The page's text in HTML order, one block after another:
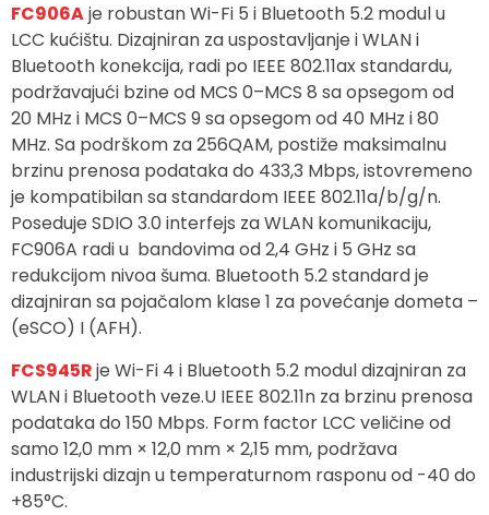
FC906Aje robustan Wi-Fi 5 i Bluetooth 5.2 modul u
LCC kućištu. Dizajniran za uspostavljanje i WLAN i
Bluetooth konekcija, radi po IEEE 802.11ax standardu,
podržavajući bzine od MCS 0–MCS 8 sa opsegom od
20 MHz i MCS 0–MCS 9 sa opsegom od 40 MHz i 80
MHz. Sa podrškom za 256QAM, postiže maksimalnu
brzinu prenosa podataka do 433,3 Mbps, istovremeno
je kompatibilan sa standardom IEEE 802.11a/b/g/n.
Poseduje SDIO 3.0 interfejs za WLAN komunikaciju,
FC906A radi u bandovima od 2,4 GHz i 5 GHz sa
redukcijom nivoa šuma. Bluetooth 5.2 standard je
dizajniran sa pojačalom klase 1 za povećanje dometa –
(eSCO) I (AFH).
FCS945Rje Wi-Fi 4 i Bluetooth 5.2 modul dizajniran za
WLAN i Bluetooth veze.U IEEE 802.11n za brzinu prenosa
podataka do 150 Mbps. Form factor LCC veličine od
samo 12,0 mm × 12,0 mm × 2,15 mm, podržava
industrijski dizajn u temperaturnom rasponu od -40 do
+85°C.